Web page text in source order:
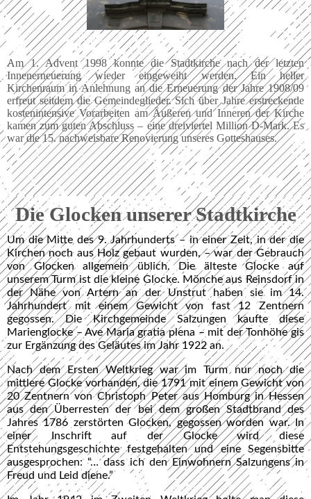
Am 1. Advent 1998 konnte die Stadtkirche nach der letzten
Innenerneuerung wieder eingeweiht werden. Ein heller
Kirchenraum in Anlehnung an die Erneuerung der Jahre 1908/09
erfreut seitdem die Gemeindeglieder. Sich über Jahre erstreckende
kostenintensive Vorarbeiten am Äußeren und Inneren der Kirche
kamen zum guten Abschluss – eine dreiviertel Million D-Mark. Es
war die 15. nachweisbare Renovierung unseres Gotteshauses.
Die Glocken unserer Stadtkirche
Um die Mitte des 9. Jahrhunderts – in einer Zeit, in der die
Kirchen noch aus Holz gebaut wurden, – war der Gebrauch
von Glocken allgemein üblich. Die älteste Glocke auf
unserem Turm ist die kleine Glocke. Mönche aus Reinsdorf in
der Nähe von Artern an der Unstrut haben sie im 14.
Jahrhundert mit einem Gewicht von fast 12 Zentnern
gegossen. Die Kirchgemeinde Salzungen kaufte diese
Marienglocke – Ave Maria gratia plena – mit der Tonhöhe gis
zur Ergänzung des Geläutes im Jahr 1922 an.
Nach dem Ersten Weltkrieg war im Turm nur noch die
mittlere Glocke vorhanden, die 1791 mit einem Gewicht von
20 Zentnern von Christoph Peter aus Homburg in Hessen
aus den Überresten der bei dem großen Stadtbrand des
Jahres 1786 zerstörten Glocken, gegossen worden war. In
einer Inschrift auf der Glocke wird diese
Entstehungsgeschichte festgehalten und eine Segensbitte
ausgesprochen: “… dass ich den Einwohnern Salzungens in
Freud und Leid diene.”